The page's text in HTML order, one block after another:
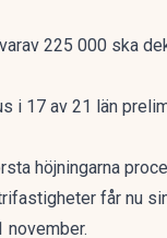
225 000 ska
i 17 av 21 län
höjningarna
får nu
november.